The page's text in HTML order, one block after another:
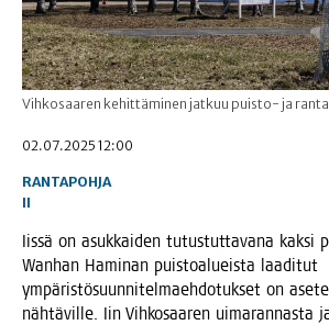
Vihkosaaren kehittäminen jatkuu puisto- ja
02.07.2025 12:00
RANTAPOHJA
II
Iis­sä on asuk­kai­den tutus­tut­ta­va­na kak­si
Wan­han Hami­nan puis­toa­lueis­ta laa­di­tut
ympä­ris­tö­suun­ni­tel­maeh­do­tuk­set on
näh­tä­vil­le. Iin Vih­ko­saa­ren uima­ran­nas­ta